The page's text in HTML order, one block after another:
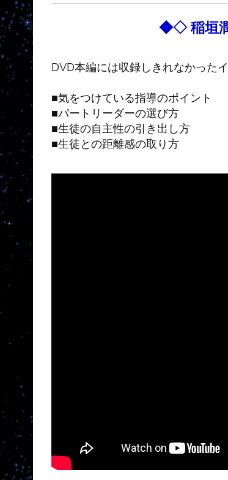
◆◇ 稲垣
DVD本編には収録しきれなかった
■気をつけている指導のポイント
■パートリーダーの選び方
■生徒の自主性の引き出し方
■生徒との距離感の取り方